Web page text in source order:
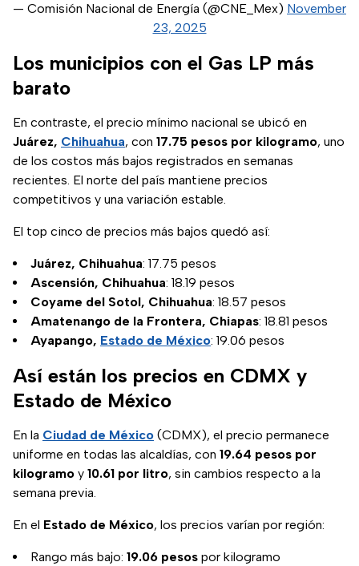
— Comisión Nacional de Energía (@CNE_Mex) November
23, 2025
Los municipios con el Gas LP más
barato
En contraste, el precio mínimo nacional se ubicó en
Juárez, Chihuahua, con 17.75 pesos por kilogramo, uno
de los costos más bajos registrados en semanas
recientes. El norte del país mantiene precios
competitivos y una variación estable.
El top cinco de precios más bajos quedó así:
Juárez, Chihuahua: 17.75 pesos
Ascensión, Chihuahua: 18.19 pesos
Coyame del Sotol, Chihuahua: 18.57 pesos
Amatenango de la Frontera, Chiapas: 18.81 pesos
Ayapango, Estado de México: 19.06 pesos
Así están los precios en CDMX y
Estado de México
En la Ciudad de México (CDMX), el precio permanece
uniforme en todas las alcaldías, con 19.64 pesos por
kilogramo y 10.61 por litro, sin cambios respecto a la
semana previa.
En el Estado de México, los precios varían por región:
Rango más bajo: 19.06 pesos por kilogramo